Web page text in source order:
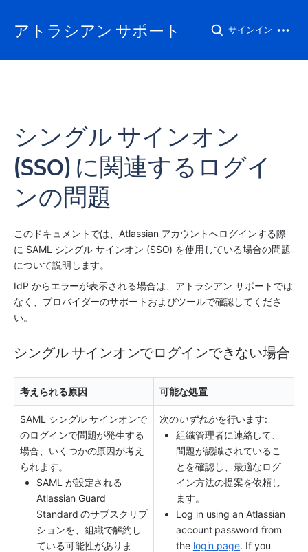
アトラシアン サポート サインイン
シングル サインオン
(SSO) に関連するログイ
ンの問題
このドキュメントでは、Atlassian アカウントへログインする際
に SAML シングル サインオン (SSO) を使用している場合の問題
について説明します。
IdP からエラーが表示される場合は、アトラシアン サポートでは
なく、プロバイダーのサポートおよびツールで確認してくださ
い。
シングル サインオンでログインできない場合
考えられる原因 可能な処置
SAML シングル サインオンで
のログインで問題が発生する
場合、いくつかの原因が考え
られます。
Atlassian Guard
Standard のサブスクリプ
ションを、組織で解約し
ている可能性がありま
次のいずれかを行います:
組織管理者に連絡して、
問題が認識されているこ
とを確認し、最適なログ
イン方法の提案を依頼し
ます。
Log in using an Atlassian
account password from
the login page. If you